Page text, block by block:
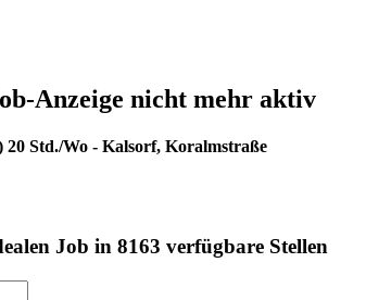
Anzeige nicht mehr aktiv
Std./Wo - Kalsorf, Koralmstraße
Job in 8163 verfügbare Stellen